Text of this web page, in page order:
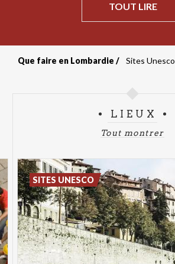
TOUT LIRE
Que faire en Lombardie Sites Unesco
LIEUX
Tout montrer
SITES UNESCO